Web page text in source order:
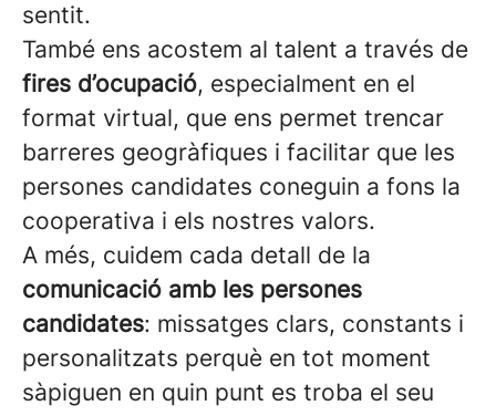
sentit.
També ens acostem al talent a través de
fires d’ocupació, especialment en el
format virtual, que ens permet trencar
barreres geogràfiques i facilitar que les
persones candidates coneguin a fons la
cooperativa i els nostres valors.
A més, cuidem cada detall de la
comunicació amb les persones
candidates: missatges clars, constants i
personalitzats perquè en tot moment
sàpiguen en quin punt es troba el seu